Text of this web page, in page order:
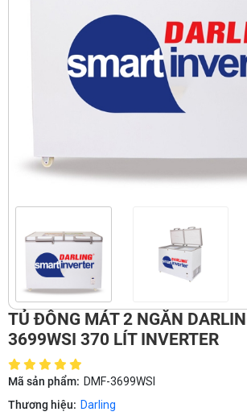
TỦ ĐÔNG MÁT 2 NGĂN
3699WSI 370 LÍT INVERTER
Mã sản phẩm: DMF-3699WSI
Thương hiệu: Darling